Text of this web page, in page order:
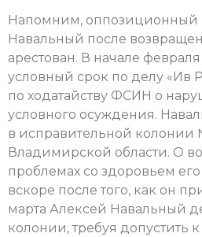
Напомним, оппозиционный
Навальный после
арестован. В начале
условный срок по делу «Ив
по ходатайству ФСИН о
условного осуждения.
в исправительной колонии
Владимирской области. О
проблемах со здоровьем
вскоре после того, как он
марта Алексей Навальный
колонии, требуя допустить